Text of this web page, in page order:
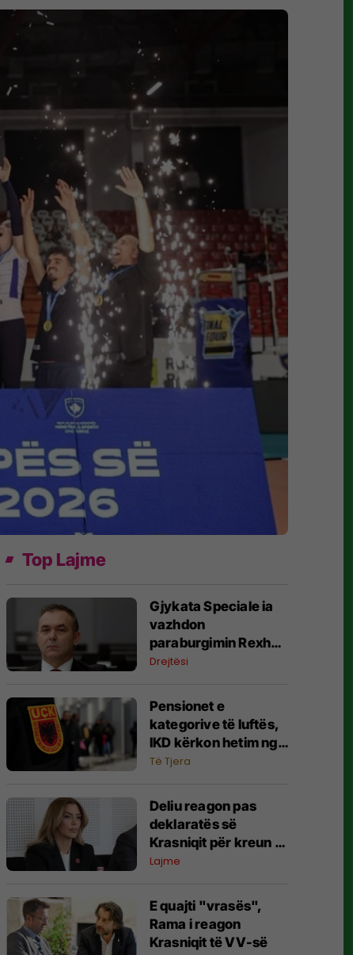
Top Lajme
Gjykata Speciale ia
vazhdon
paraburgimin Rexhep
Selimit
Drejtësi
Pensionet e
kategorive të luftës,
IKD kërkon hetim nga
Prokuroria për
aktgjykimeve
Të Tjera
Deliu reagon pas
deklaratës së
Krasniqit për kreun e
Prishtinës, e lidh me
Lajme
E quajti "vrasës",
Rama i reagon
Krasniqit të VV-së